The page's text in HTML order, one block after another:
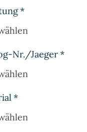
*
Nr./Jaeger*
*